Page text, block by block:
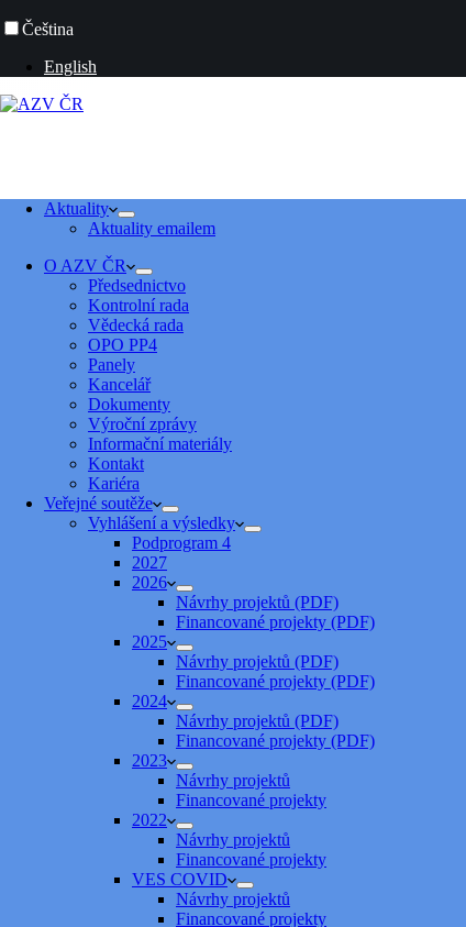
Čeština
English
Aktuality
Aktuality emailem
O AZV ČR
Předsednictvo
Kontrolní rada
Vědecká rada
OPO PP4
Panely
Kancelář
Dokumenty
Výroční zprávy
Informační materiály
Kontakt
Kariéra
Veřejné soutěže
Vyhlášení a výsledky
Podprogram 4
2027
2026
Návrhy projektů (PDF)
Financované projekty (PDF)
2025
Návrhy projektů (PDF)
Financované projekty (PDF)
2024
Návrhy projektů (PDF)
Financované projekty (PDF)
2023
Návrhy projektů
Financované projekty
2022
Návrhy projektů
Financované projekty
VES COVID
Návrhy projektů
Financované projekty